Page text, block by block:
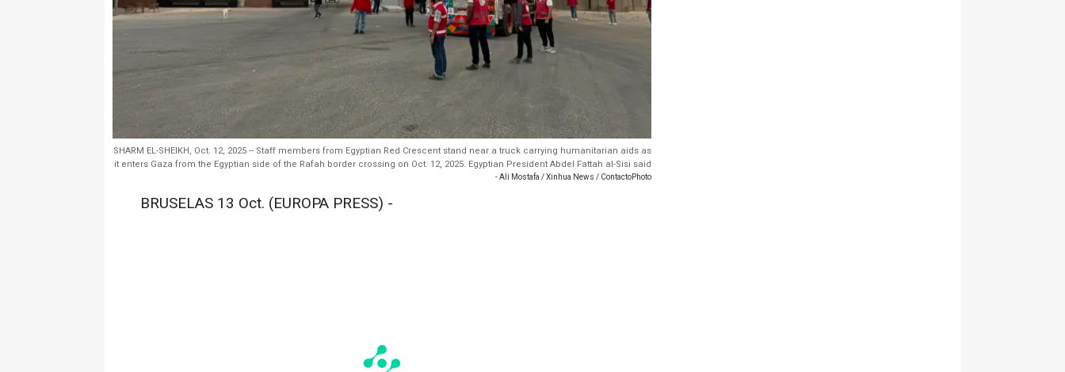
SHARM EL-SHEIKH, Oct. 12, 2025 -- Staff members from Egyptian Red Crescent stand near a truck carrying humanitarian aids as
it enters Gaza from the Egyptian side of the Rafah border crossing on Oct. 12, 2025. Egyptian President Abdel Fattah al-Sisi said
- Ali Mostafa / Xinhua News / ContactoPhoto
BRUSELAS 13 Oct. (EUROPA PRESS) -